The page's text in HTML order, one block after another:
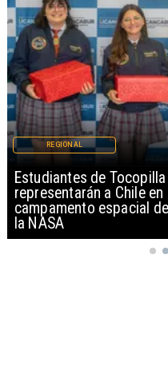
Estudiantes de Tocopilla
representarán a Chile en
campamento espacial de
la NASA
REGIONAL